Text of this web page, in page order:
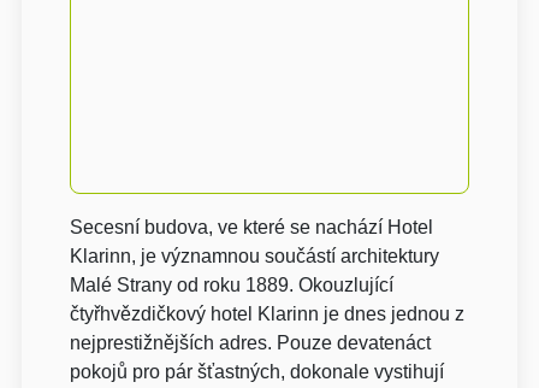
Secesní budova, ve které se nachází Hotel
Klarinn, je významnou součástí architektury
Malé Strany od roku 1889. Okouzlující
čtyřhvězdičkový hotel Klarinn je dnes jednou z
nejprestižnějších adres. Pouze devatenáct
pokojů pro pár šťastných, dokonale vystihují